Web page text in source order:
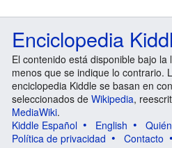
Enciclopedia
El contenido está disponible bajo la
menos que se indique lo contrario.
enciclopedia Kiddle se basan en
seleccionados de Wikipedia,
MediaWiki.
Kiddle Español
English
Política de privacidad
Contacto